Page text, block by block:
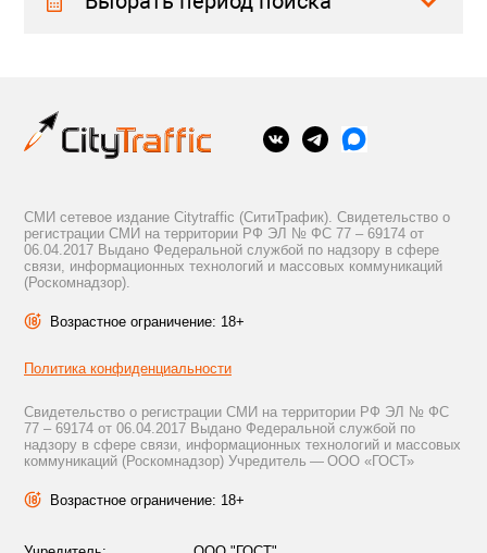
СМИ сетевое издание Citytraffic (СитиТрафик). Свидетельство о
регистрации СМИ на территории РФ ЭЛ № ФС 77 – 69174 от
06.04.2017 Выдано Федеральной службой по надзору в сфере
связи, информационных технологий и массовых коммуникаций
(Роскомнадзор).
Возрастное ограничение: 18+
Политика конфиденциальности
Свидетельство о регистрации СМИ на территории РФ ЭЛ № ФС
77 – 69174 от 06.04.2017 Выдано Федеральной службой по
надзору в сфере связи, информационных технологий и массовых
коммуникаций (Роскомнадзор) Учредитель — ООО «ГОСТ»
Возрастное ограничение: 18+